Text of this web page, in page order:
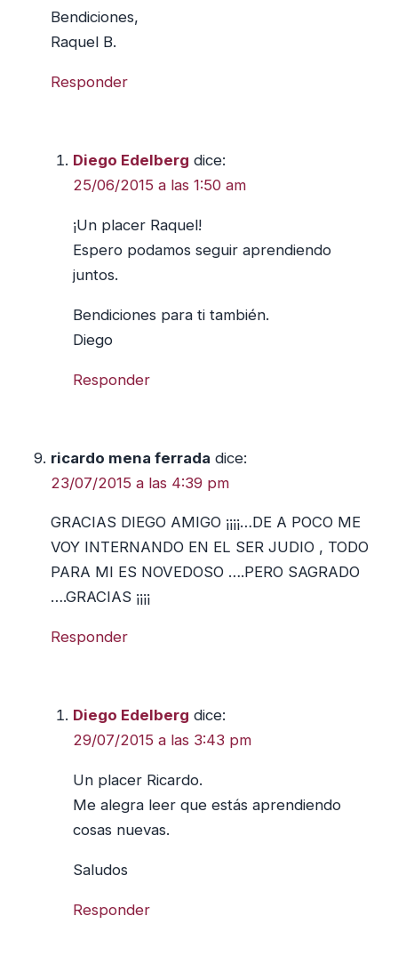
Bendiciones,
Raquel B.
Responder
Diego Edelberg dice:
25/06/2015 a las 1:50 am
¡Un placer Raquel!
Espero podamos seguir aprendiendo
juntos.
Bendiciones para ti también.
Diego
Responder
ricardo mena ferrada dice:
23/07/2015 a las 4:39 pm
GRACIAS DIEGO AMIGO ¡¡¡¡…DE A POCO ME
VOY INTERNANDO EN EL SER JUDIO , TODO
PARA MI ES NOVEDOSO ….PERO SAGRADO
….GRACIAS ¡¡¡¡
Responder
Diego Edelberg dice:
29/07/2015 a las 3:43 pm
Un placer Ricardo.
Me alegra leer que estás aprendiendo
cosas nuevas.
Saludos
Responder